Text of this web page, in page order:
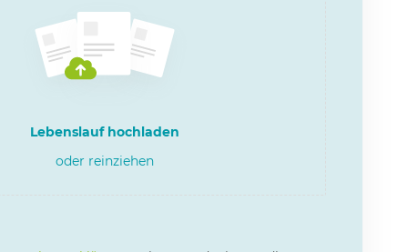
Lebenslauf hochladen
oder reinziehen